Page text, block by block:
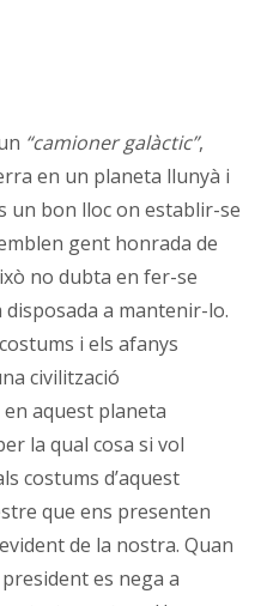
“camioner galàctic”,
en un planeta llunyà i
un bon lloc on establir-se
gent honrada de
no dubta en fer-se
disposada a mantenir-lo.
i els afanys
civilització
aquest planeta
la qual cosa si vol
costums d’aquest
que ens presenten
de la nostra. Quan
es nega a